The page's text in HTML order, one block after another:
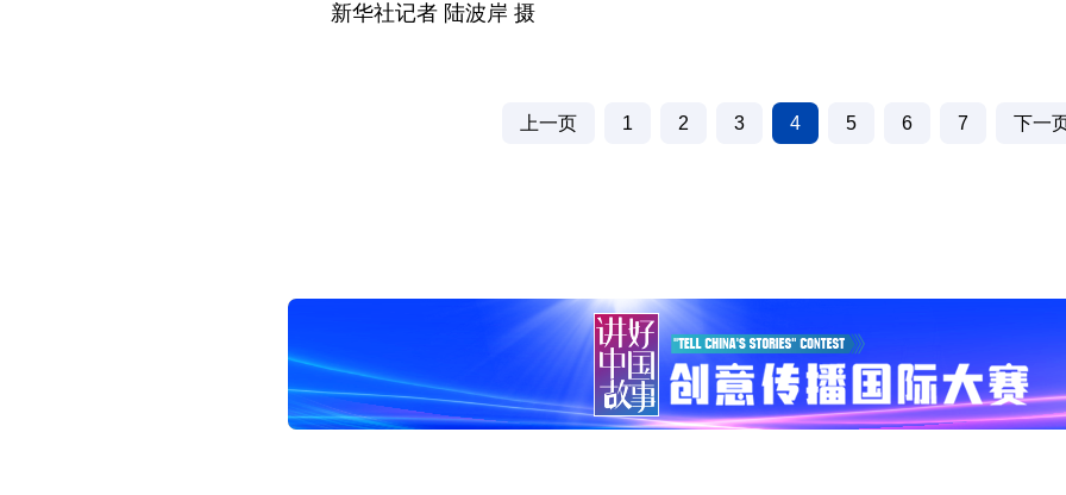
新华社记者 陆波岸 摄
上一页 1 2 3 4 5 6 7 下一